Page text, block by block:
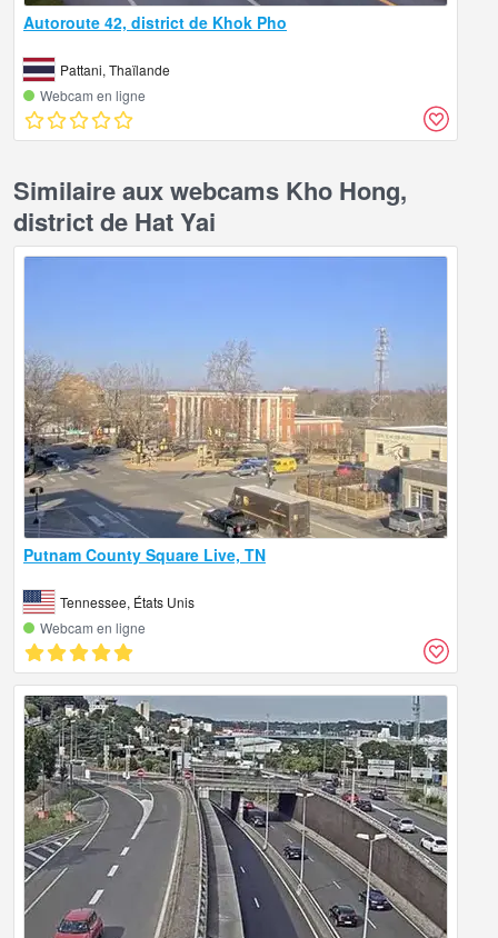
Autoroute 42, district de Khok Pho
Pattani, Thaïlande
Webcam en ligne
Similaire aux webcams Kho Hong,
district de Hat Yai
Putnam County Square Live, TN
Tennessee, États Unis
Webcam en ligne